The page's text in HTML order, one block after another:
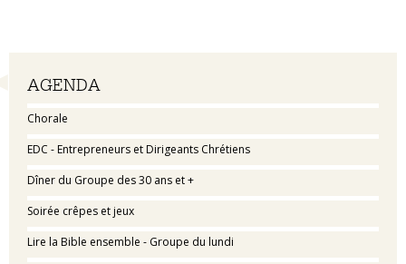
Navigation
AGENDA
Chorale
EDC - Entrepreneurs et Dirigeants Chrétiens
Dîner du Groupe des 30 ans et +
Soirée crêpes et jeux
Lire la Bible ensemble - Groupe du lundi